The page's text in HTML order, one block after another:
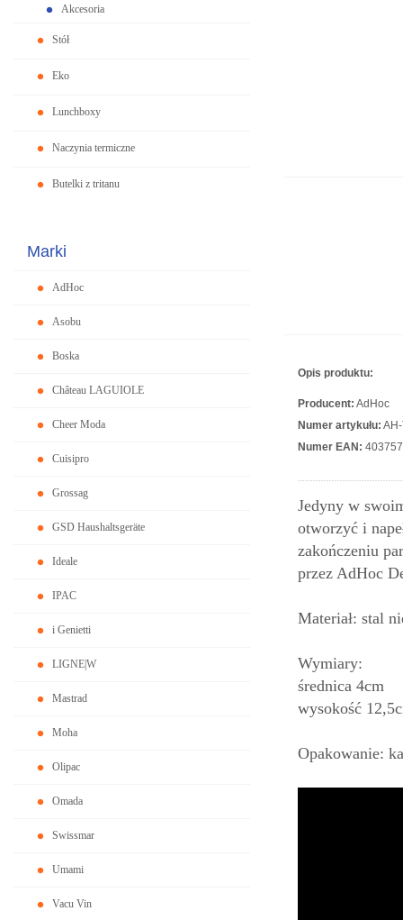
Akcesoria
Stół
Eko
Lunchboxy
Naczynia termiczne
Butelki z tritanu
Marki
AdHoc
Asobu
Boska
Château LAGUIOLE
Cheer Moda
Cuisipro
Grossag
GSD Haushaltsgeräte
Ideale
IPAC
i Genietti
LIGNE|W
Mastrad
Moha
Olipac
Omada
Swissmar
Umami
Vacu Vin
Opis produktu:
Producent: AdHoc
Numer artykułu:
Numer EAN:
Jedyny w
otworzyć i
zakończeniu
przez AdHoc
Materiał: stal
Wymiary:
średnica 4cm
wysokość
Opakowanie: